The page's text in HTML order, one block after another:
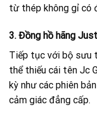
từ thép không gỉ có
3. Đồng hồ hãng
Tiếp tục với bộ sưu
thể thiếu cái tên Jc
kỳ như các phiên
cảm giác đẳng cấp.